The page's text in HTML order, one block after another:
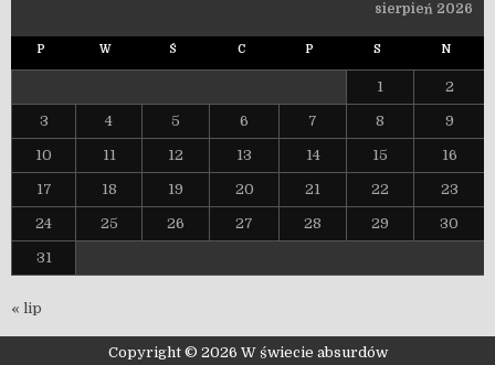
sierpień 2026
P W Ś C P S N
1 2
3 4 5 6 7 8 9
10 11 12 13 14 15 16
17 18 19 20 21 22 23
24 25 26 27 28 29 30
31
« lip
Copyright © 2026 W świecie absurdów